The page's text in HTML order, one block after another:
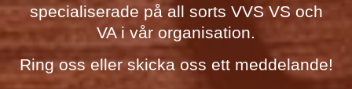
specialiserade på all sorts VVS VS och
VA i vår organisation.
Ring oss eller skicka oss ett meddelande!